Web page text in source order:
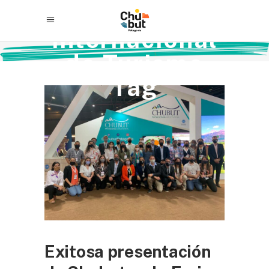
Feria
Internacional
de Turismo
Tag
Exitosa presentación